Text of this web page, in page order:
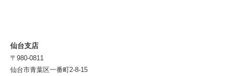
仙台支店
〒980-0811
仙台市青葉区一番町2-8-15